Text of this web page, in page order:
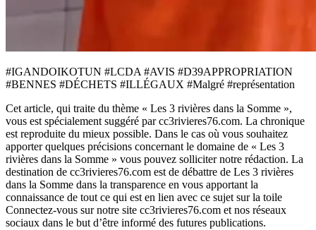
#IGANDOIKOTUN #LCDA #AVIS #D39APPROPRIATION
#BENNES #DÉCHETS #ILLÉGAUX #Malgré #représentation
Cet article, qui traite du thème « Les 3 rivières dans la Somme »,
vous est spécialement suggéré par cc3rivieres76.com. La chronique
est reproduite du mieux possible. Dans le cas où vous souhaitez
apporter quelques précisions concernant le domaine de « Les 3
rivières dans la Somme » vous pouvez solliciter notre rédaction. La
destination de cc3rivieres76.com est de débattre de Les 3 rivières
dans la Somme dans la transparence en vous apportant la
connaissance de tout ce qui est en lien avec ce sujet sur la toile
Connectez-vous sur notre site cc3rivieres76.com et nos réseaux
sociaux dans le but d’être informé des futures publications.